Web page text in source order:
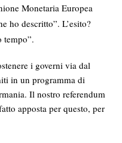
Monetaria Europea
ho descritto”. L’esito?
tempo”.
i governi via dal
in un programma di
Il nostro referendum
apposta per questo, per